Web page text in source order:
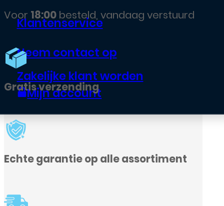
Klantenservice
Neem contact op
Zakelijke klant worden
Mijn account